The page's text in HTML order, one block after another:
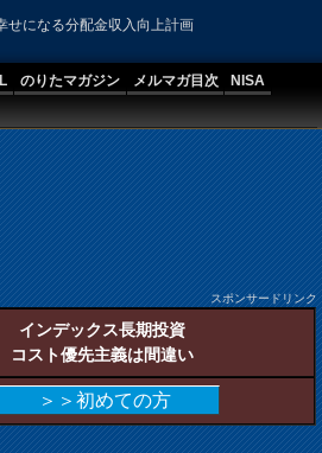
せになる分配金収入向上計画
のりたマガジン メルマガ目次
NISA
スポンサードリンク
インデックス長期投資
コスト優先主義は間違い
＞＞初めての方